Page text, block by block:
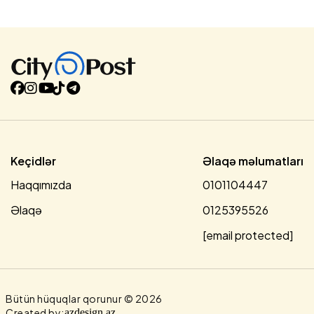
Keçidlər
Haqqımızda
Əlaqə
Əlaqə məlumatları
0101104447
0125395526
[email protected]
Bütün hüquqlar qorunur © 2026